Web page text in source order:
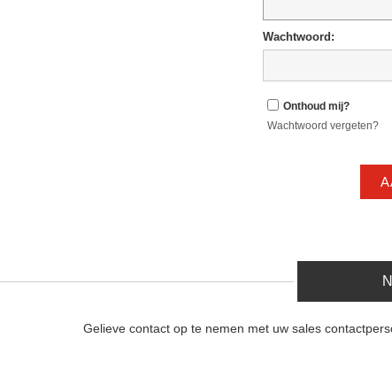
Wachtwoord:
Onthoud mij?
Wachtwoord vergeten?
Gelieve contact op te nemen met uw sales